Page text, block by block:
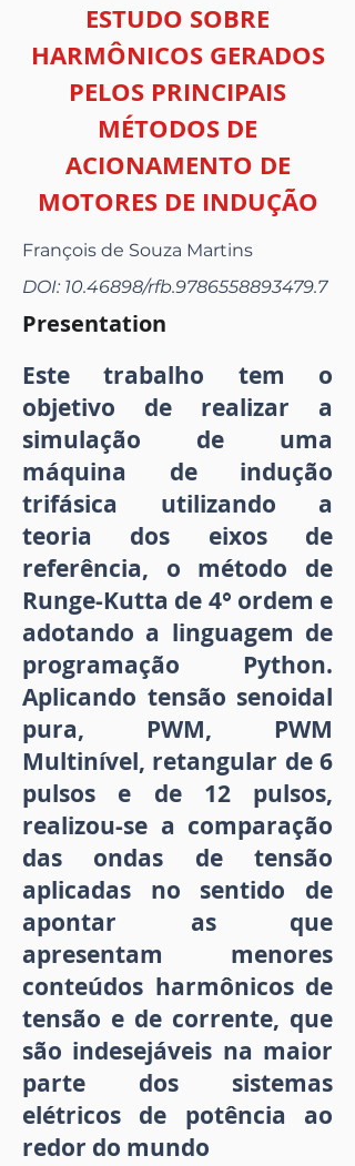
ESTUDO SOBRE
HARMÔNICOS GERADOS
PELOS PRINCIPAIS
MÉTODOS DE
ACIONAMENTO DE
MOTORES DE INDUÇÃO
François de Souza Martins
DOI: 10.46898/rfb.9786558893479.7
Presentation
Este trabalho tem o
objetivo de realizar a
simulação de uma
máquina de indução
trifásica utilizando a
teoria dos eixos de
referência, o método de
Runge-Kutta de 4° ordem e
adotando a linguagem de
programação Python.
Aplicando tensão senoidal
pura, PWM, PWM
Multinível, retangular de 6
pulsos e de 12 pulsos,
realizou-se a comparação
das ondas de tensão
aplicadas no sentido de
apontar as que
apresentam menores
conteúdos harmônicos de
tensão e de corrente, que
são indesejáveis na maior
parte dos sistemas
elétricos de potência ao
redor do mundo